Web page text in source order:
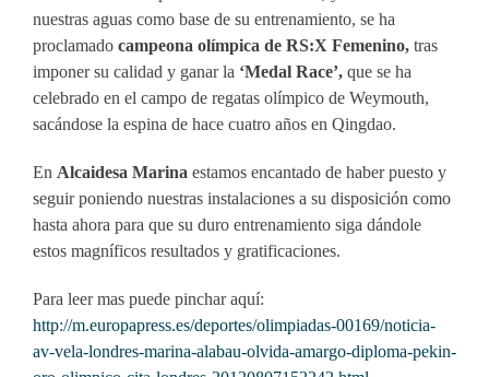
nuestras aguas como base de su entrenamiento, se ha
proclamado campeona olímpica de RS:X Femenino, tras
imponer su calidad y ganar la ‘Medal Race’, que se ha
celebrado en el campo de regatas olímpico de Weymouth,
sacándose la espina de hace cuatro años en Qingdao.
En Alcaidesa Marina estamos encantado de haber puesto y
seguir poniendo nuestras instalaciones a su disposición como
hasta ahora para que su duro entrenamiento siga dándole
estos magníficos resultados y gratificaciones.
Para leer mas puede pinchar aquí:
http://m.europapress.es/deportes/olimpiadas-00169/noticia-
av-vela-londres-marina-alabau-olvida-amargo-diploma-pekin-